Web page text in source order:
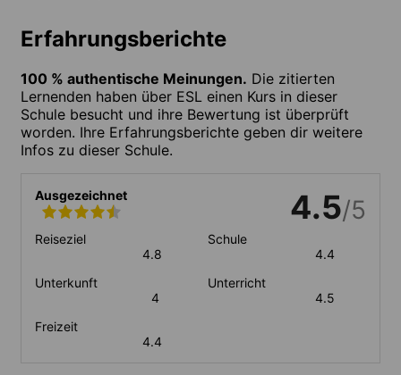
Erfahrungsberichte
100 % authentische Meinungen. Die zitierten
Lernenden haben über ESL einen Kurs in dieser
Schule besucht und ihre Bewertung ist überprüft
worden. Ihre Erfahrungsberichte geben dir weitere
Infos zu dieser Schule.
Ausgezeichnet 4.5/5
Reiseziel
4.8
Schule
4.4
Unterkunft
4
Unterricht
4.5
Freizeit
4.4